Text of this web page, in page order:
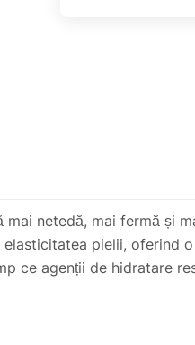
netedă, mai fermă și
pielii, oferind
ce agenții de hidratare